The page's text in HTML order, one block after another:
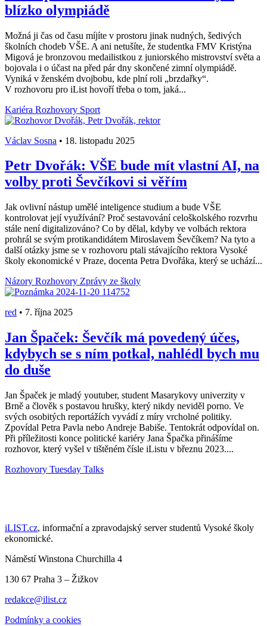
blízko olympiádě
Možná ji čas od času míjíte v prostoru jinak nudných, šedivých
školních chodeb VŠE. A ani netušíte, že studentka FMV Kristýna
Migová je bronzovou medailistkou z juniorského mistrovství světa a
bojovala i o účast na před pár dny skončené zimní olympiádě.
Vyniká v ženském dvojbobu, kde plní roli „brzdařky“.
V rozhovoru pro iList hovoří třeba o tom, jaká...
Kariéra Rozhovory Sport
Václav Sosna • 18. listopadu 2025
Petr Dvořák: VŠE bude mít vlastní AI, na
volby proti Ševčíkovi si věřím
Jak ovlivní nástup umělé inteligence studium a bude VŠE
kontrolovat její využívání? Proč sestavování celoškolského rozvrhu
stále není digitalizováno? Co by dělal, kdyby ve volbách rektora
prohrál se svým protikandidátem Miroslavem Ševčíkem? Na tyto a
další otázky jsme se v rozhovoru ptali stávajícího rektora Vysoké
školy ekonomické v Praze, docenta Petra Dvořáka, který se uchází...
Názory Rozhovory Zprávy ze školy
red • 7. října 2025
Jan Špaček: Ševčík má povedený účes,
kdybych se s ním potkal, nahlédl bych mu
do duše
Jan Špaček je mladý youtuber, student Masarykovy univerzity v
Brně a člověk s postavou hrušky, který nikdy neviděl porno. Ve
svých osobitých reportážích vyvádí z míry vrcholné politiky.
Zpovídal Petra Pavla nebo Andreje Babiše. Tentokrát odpovídal on.
Při příležitosti konce politické kariéry Jana Špačka přinášíme
rozhovor, který vyšel v tištěném čísle iListu v březnu 2023....
Rozhovory Tuesday Talks
iLIST.cz, informační a zpravodajský server studentů Vysoké školy
ekonomické.
Náměstí Winstona Churchilla 4
130 67 Praha 3 – Žižkov
redakce@ilist.cz
Podmínky a cookies